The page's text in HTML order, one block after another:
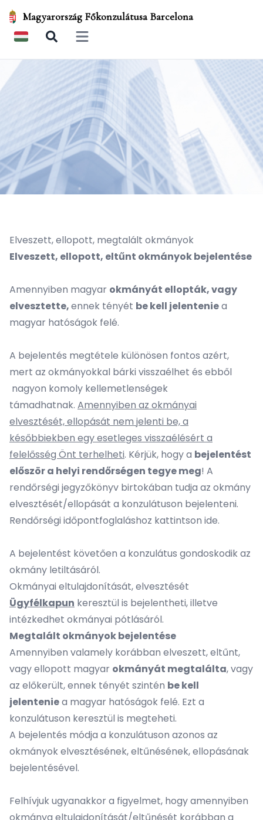
Magyarország Főkonzulátusa Barcelona
Open main menu
Elveszett, ellopott, megtalált okmányok
Elveszett, ellopott, eltűnt okmányok bejelentése
Amennyiben magyar okmányát ellopták, vagy
elvesztette,ennek tényét be kell jelenteniea
magyar hatóságok felé.
A bejelentés megtétele különösen fontos azért,
mert az okmányokkal bárki visszaélhet és ebből
nagyon komoly kellemetlenségek
támadhatnak. Amennyiben az okmányai
elvesztését, ellopását nem jelenti be, a
későbbiekben egy esetleges visszaélésért a
felelősség Önt terhelheti. Kérjük, hogy a bejelentést
először a helyi rendőrségen tegye meg! A
rendőrségi jegyzőkönyv birtokában tudja az okmány
elvesztését/ellopását a konzulátuson bejelenteni.
Rendőrségi időpontfoglaláshoz kattintson ide.
A bejelentést követően a konzulátus gondoskodik az
okmány letiltásáról.
Okmányai eltulajdonítását, elvesztését
Ügyfélkapun keresztül is bejelentheti, illetve
intézkedhet okmányai pótlásáról.
Megtalált okmányok bejelentése
Amennyiben valamely korábban elveszett, eltűnt,
vagy ellopott magyar okmányát megtalálta, vagy
az előkerült, ennek tényét szintén be kell
jelenteniea magyar hatóságok felé. Ezt a
konzulátuson keresztül is megteheti.
A bejelentés módja a konzulátuson azonos az
okmányok elvesztésének, eltűnésének, ellopásának
bejelentésével.
Felhívjuk ugyanakkor a figyelmet, hogy amennyiben